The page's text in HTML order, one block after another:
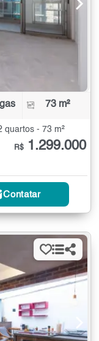
73 m²
quartos - 73 m²
R$ 1.299.000
Contatar